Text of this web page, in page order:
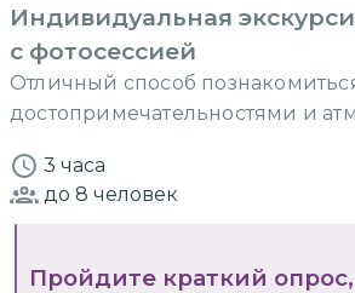
Индивидуальная
с фотосессией
Отличный способ
достопримечательностями и
3 часа
до 8 человек
Пройдите краткий